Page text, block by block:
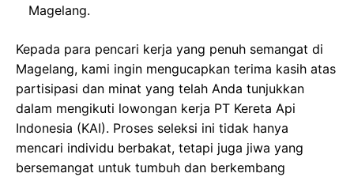
Magelang.
Kepada para pencari kerja yang penuh semangat di
Magelang, kami ingin mengucapkan terima kasih atas
partisipasi dan minat yang telah Anda tunjukkan
dalam mengikuti lowongan kerja PT Kereta Api
Indonesia (KAI). Proses seleksi ini tidak hanya
mencari individu berbakat, tetapi juga jiwa yang
bersemangat untuk tumbuh dan berkembang